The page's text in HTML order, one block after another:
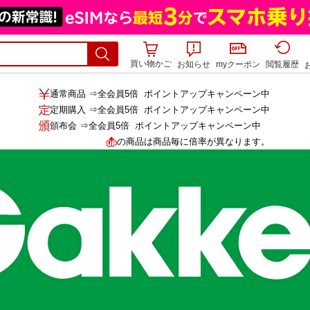
買い物かご お知らせ myクーポン 閲覧履歴
通常商品 ⇒全会員5倍 ポイントアップキャンペーン中
定期購入 ⇒全会員5倍 ポイントアップキャンペーン中
頒布会 ⇒全会員5倍 ポイントアップキャンペーン中
の商品は商品毎に倍率が異なります。